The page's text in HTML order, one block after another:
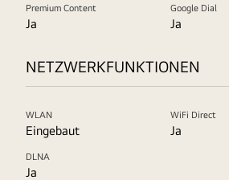
Premium Content
Ja
Google Dial
Ja
NETZWERKFUNKTIONEN
WLAN
Eingebaut
WiFi Direct
Ja
DLNA
Ja